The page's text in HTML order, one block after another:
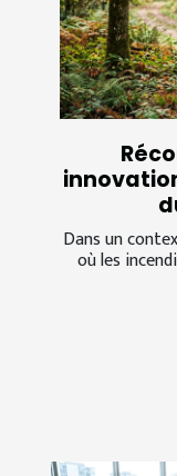
Dans un
où les